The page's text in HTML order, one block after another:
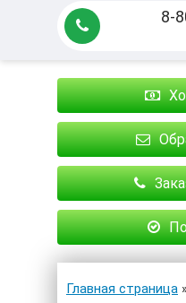
8-
Главная страница